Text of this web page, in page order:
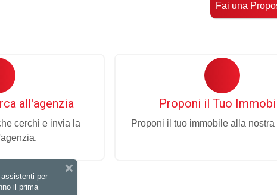
Fai una
all'agenzia
cerchi e invia la
Proponi il Tuo
Proponi il tuo immobile alla nostra
per
il prima